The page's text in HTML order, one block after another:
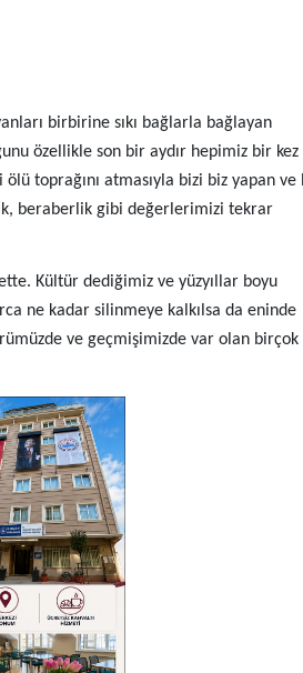
birbirine sıkı bağlarla bağlayan
özellikle son bir aydır hepimiz bir kez
toprağını atmasıyla bizi biz yapan ve
beraberlik gibi değerlerimizi tekrar
Kültür dediğimiz ve yüzyıllar boyu
ne kadar silinmeye kalkılsa da eninde
ve geçmişimizde var olan birçok